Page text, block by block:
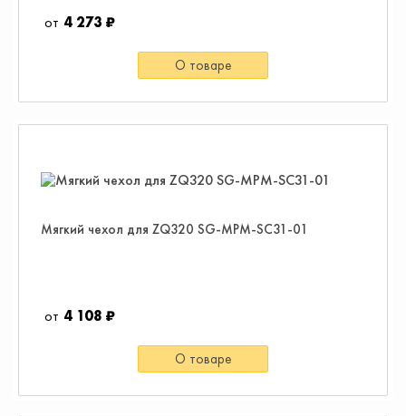
4 273 ₽
О товаре
Мягкий чехол для ZQ320 SG-MPM-SC31-01
4 108 ₽
О товаре